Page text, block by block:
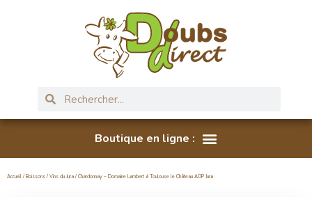
Accueil / Boissons / Vins du Jura / Chardonnay – Domaine Lambert à Toulouse le Château AOP Jura